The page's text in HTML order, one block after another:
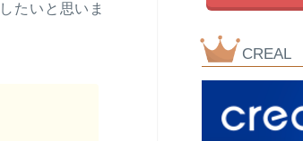
したいと思いま
CREAL